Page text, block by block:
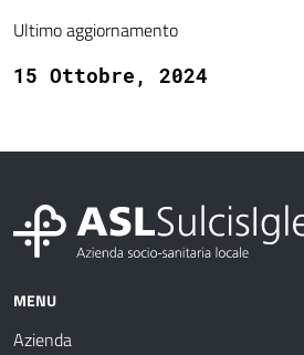
Ultimo aggiornamento
15 Ottobre, 2024
MENU
Azienda